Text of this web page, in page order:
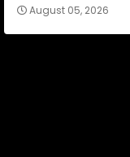
August 05, 2026